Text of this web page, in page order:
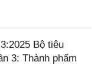
Bộ tiêu
3: Thành phẩm